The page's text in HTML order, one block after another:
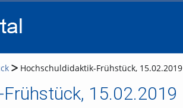
Hochschuldidaktik-Frühstück, 15.02.2019
15.02.2019